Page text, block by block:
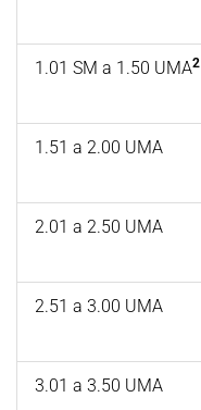
1.01 SM a 1.50 UMA2
1.51 a 2.00 UMA
2.01 a 2.50 UMA
2.51 a 3.00 UMA
3.01 a 3.50 UMA